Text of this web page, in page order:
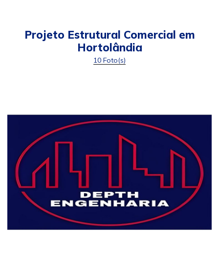
Projeto Estrutural Comercial em
Hortolândia
10 Foto(s)